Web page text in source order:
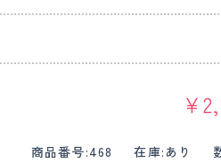
¥
商品番号:468 在庫: あり